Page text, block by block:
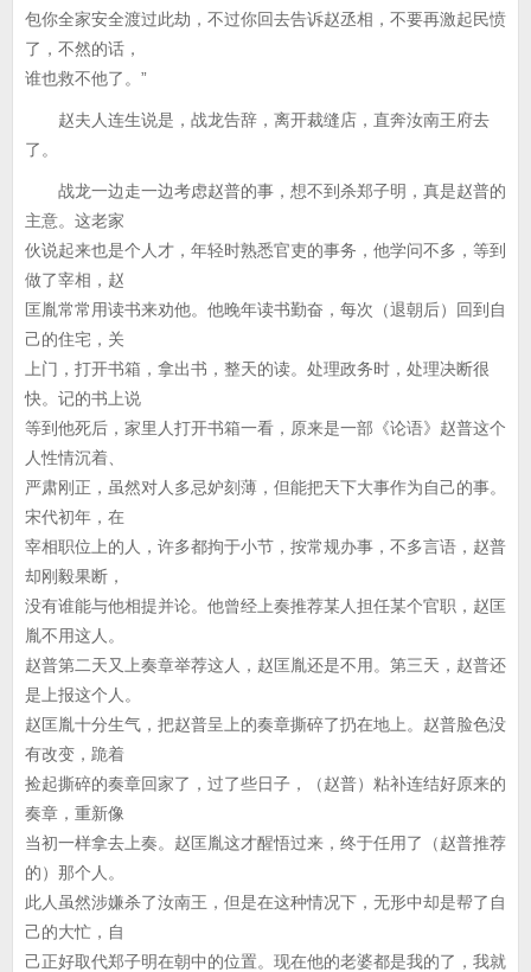
包你全家安全渡过此劫，不过你回去告诉赵丞相，不要再激起民愤
了，不然的话，
谁也救不他了。”
赵夫人连生说是，战龙告辞，离开裁缝店，直奔汝南王府去
了。
战龙一边走一边考虑赵普的事，想不到杀郑子明，真是赵普的
主意。这老家
伙说起来也是个人才，年轻时熟悉官吏的事务，他学问不多，等到
做了宰相，赵
匡胤常常用读书来劝他。他晚年读书勤奋，每次（退朝后）回到自
己的住宅，关
上门，打开书箱，拿出书，整天的读。处理政务时，处理决断很
快。记的书上说
等到他死后，家里人打开书箱一看，原来是一部《论语》赵普这个
人性情沉着、
严肃刚正，虽然对人多忌妒刻薄，但能把天下大事作为自己的事。
宋代初年，在
宰相职位上的人，许多都拘于小节，按常规办事，不多言语，赵普
却刚毅果断，
没有谁能与他相提并论。他曾经上奏推荐某人担任某个官职，赵匡
胤不用这人。
赵普第二天又上奏章举荐这人，赵匡胤还是不用。第三天，赵普还
是上报这个人。
赵匡胤十分生气，把赵普呈上的奏章撕碎了扔在地上。赵普脸色没
有改变，跪着
捡起撕碎的奏章回家了，过了些日子，（赵普）粘补连结好原来的
奏章，重新像
当初一样拿去上奏。赵匡胤这才醒悟过来，终于任用了（赵普推荐
的）那个人。
此人虽然涉嫌杀了汝南王，但是在这种情况下，无形中却是帮了自
己的大忙，自
己正好取代郑子明在朝中的位置。现在他的老婆都是我的了，我就